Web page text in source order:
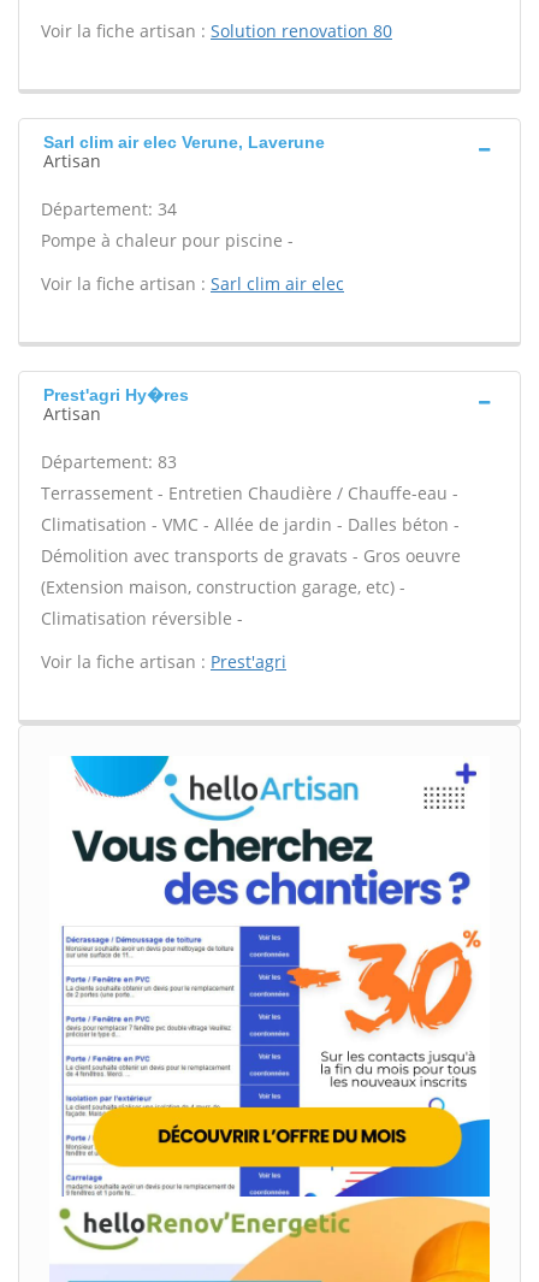
Voir la fiche artisan : Solution renovation 80
Sarl clim air elec Verune, Laverune
Artisan
Département: 34
Pompe à chaleur pour piscine -
Voir la fiche artisan : Sarl clim air elec
Prest'agri Hy�res
Artisan
Département: 83
Terrassement - Entretien Chaudière / Chauffe-eau -
Climatisation - VMC - Allée de jardin - Dalles béton -
Démolition avec transports de gravats - Gros oeuvre
(Extension maison, construction garage, etc) -
Climatisation réversible -
Voir la fiche artisan : Prest'agri